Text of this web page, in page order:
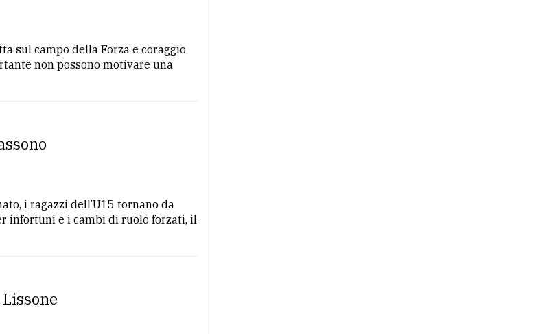
sul campo della Forza e coraggio
non possono motivare una
i ragazzi dell’U15 tornano da
infortuni e i cambi di ruolo forzati, il